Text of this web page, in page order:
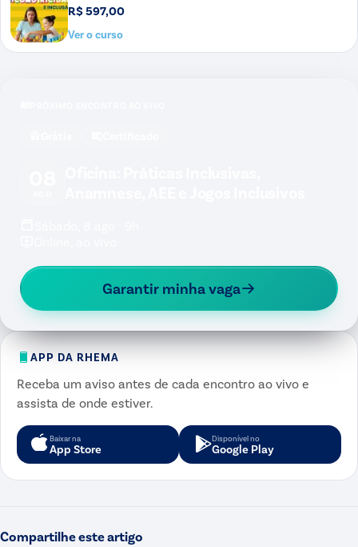
R$ 597,00
Ver o curso
Garantir minha vaga
APP DA RHEMA
Receba um aviso antes de cada encontro ao vivo e
assista de onde estiver.
Baixar na
App Store
Disponível no
Google Play
Compartilhe este artigo